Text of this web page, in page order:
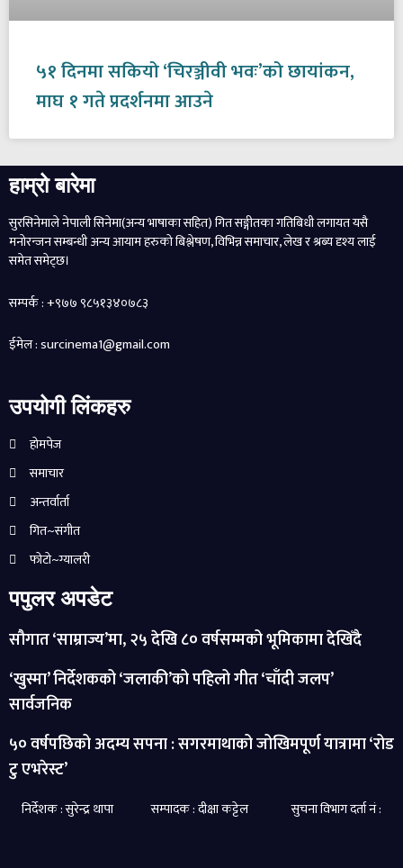
५१ दिनमा सकियो ‘चिरञ्जीवी भवः’को छायांकन,
माघ १ गते प्रदर्शनमा आउने
हाम्रो बारेमा
सुरसिनेमाले नेपाली सिनेमा(अन्य भाषाका सहित) गित सङ्गीतका गतिबिधी लगायत यसै
मनोरन्जन सम्बन्धी अन्य आयाम हरुको बिश्लेषण, विभिन्न समाचार, लेख र श्रब्य दृश्य लाई
समेत समेट्छ।
सम्पर्क : +९७७ ९८५१३४०७८३
ईमेल : surcinema1@gmail.com
उपयोगी लिंकहरु
होमपेज
समाचार
अन्तर्वार्ता
गित~संगीत
फोटो~ग्यालरी
पपुलर अपडेट
सौगात ‘साम्राज्य’मा, २५ देखि ८० वर्षसम्मको भूमिकामा देखिँदै
‘खुस्मा’ निर्देशकको ‘जलाकी’को पहिलो गीत ‘चाँदी जलप’
सार्वजनिक
५० वर्षपछिको अदम्य सपना : सगरमाथाको जोखिमपूर्ण यात्रामा ‘रोड
टु एभरेस्ट’
निर्देशक : सुरेन्द्र थापा सम्पादक : दीक्षा कट्टेल सुचना विभाग दर्ता नं :